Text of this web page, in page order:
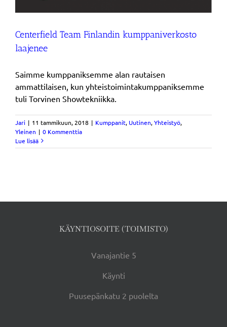
Centerfield Team Finlandin kumppaniverkosto
laajenee
Saimme kumppaniksemme alan rautaisen
ammattilaisen, kun yhteistoimintakumppaniksemme
tuli Torvinen Showtekniikka.
Jari | 11 tammikuun, 2018 | Kumppanit, Uutinen,Yhteistyö,
Yleinen | 0 Kommenttia
Lue lisää
KÄYNTIOSOITE (TOIMISTO)
Vanajantie 5
Käynti
Puusepänkatu 2 puolelta